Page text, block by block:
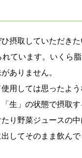
摂取していただき
ています。いくら
ありません。
用しては思ったよ
生」の状態で摂取
り野菜ジュースの
してそのまま飲ん